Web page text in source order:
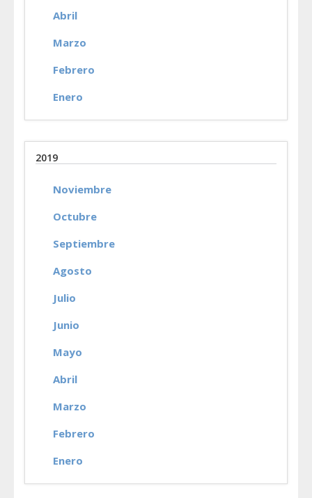
Abril
Marzo
Febrero
Enero
2019
Noviembre
Octubre
Septiembre
Agosto
Julio
Junio
Mayo
Abril
Marzo
Febrero
Enero